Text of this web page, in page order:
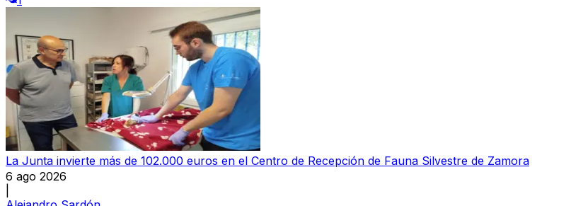
La Junta invierte más de 102.000 euros en el Centro de Recepción de Fauna Silvestre de Zamora
6 ago 2026